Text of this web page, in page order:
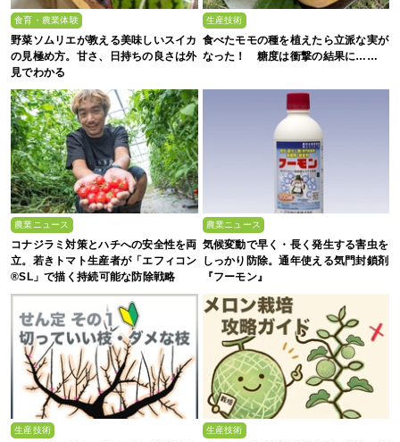
食育・農業体験
野菜ソムリエが教える美味しいスイカ
の見極め方。甘さ、日持ちの良さは外
見でわかる
生産技術
食べたモモの種を植えたら立派な実が
なった！ 糖度は衝撃の結果に……
農業ニュース
コナジラミ対策とハチへの安全性を両
立。若きトマト生産者が「エフィコン
®SL」で描く持続可能な防除戦略
農業ニュース
気候変動で早く・長く発生する害虫を
しっかり防除。通年使える気門封鎖剤
『フーモン』
生産技術 生産技術